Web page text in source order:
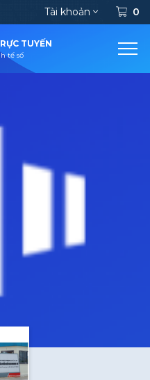
Tài khoản
TUYẾN
tế số
0